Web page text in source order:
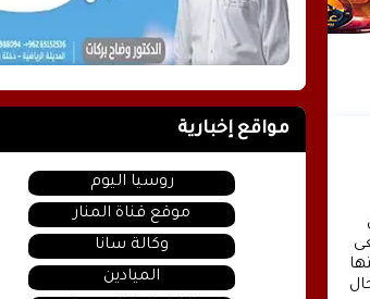
مواقع إخبارية
روسيا اليوم
موقع قناة المنار
وكالة سانا
الميادين